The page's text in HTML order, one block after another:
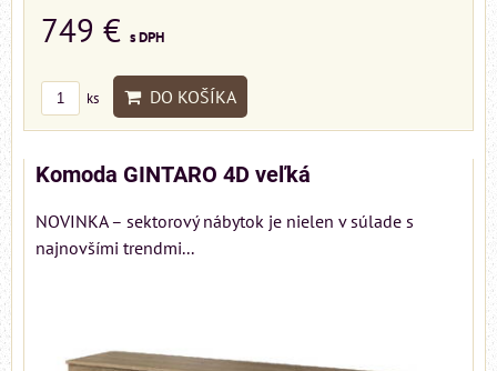
749 € s DPH
ks DO KOŠÍKA
Komoda GINTARO 4D veľká
NOVINKA – sektorový nábytok je nielen v súlade s
najnovšími trendmi...